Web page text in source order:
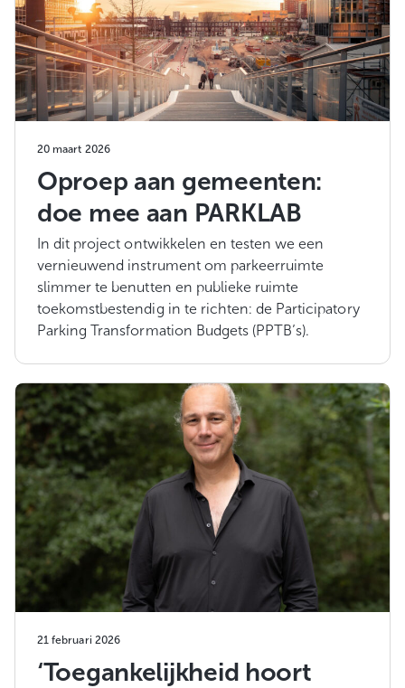
20 maart 2026
Oproep aan gemeenten:
doe mee aan PARKLAB
In dit project ontwikkelen en testen we een
vernieuwend instrument om parkeerruimte
slimmer te benutten en publieke ruimte
toekomstbestendig in te richten: de Participatory
Parking Transformation Budgets (PPTB’s).
21 februari 2026
‘Toegankelijkheid hoort